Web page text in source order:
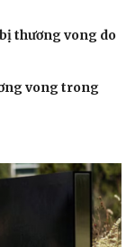
thương vong do
vong trong